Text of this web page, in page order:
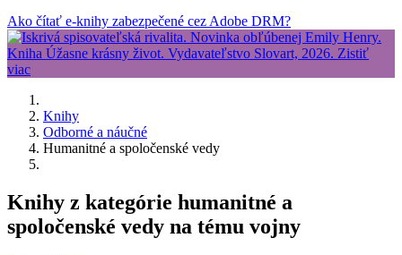
Ako čítať e-knihy zabezpečené cez Adobe DRM?
Knihy
Odborné a náučné
Humanitné a spoločenské vedy
Knihy z kategórie humanitné a
spoločenské vedy na tému vojny